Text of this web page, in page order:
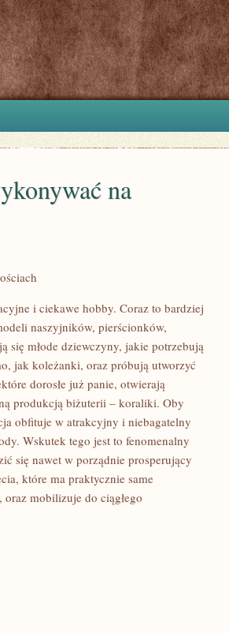
na
i ciekawe hobby. Coraz to bardziej
naszyjników, pierścionków,
się młode dziewczyny, jakie potrzebują
jak koleżanki, oraz próbują utworzyć
dorosłe już panie, otwierają
produkcją biżuterii – koraliki. Oby
obfituje w atrakcyjny i niebagatelny
Wskutek tego jest to fenomenalny
się nawet w porządnie prosperujący
które ma praktycznie same
mobilizuje do ciągłego